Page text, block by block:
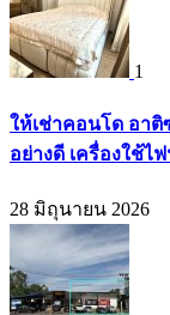
1
ให้เช่าคอนโด อาติ
อย่างดี เครื่องใช้ไ
28 มิถุนายน 2026